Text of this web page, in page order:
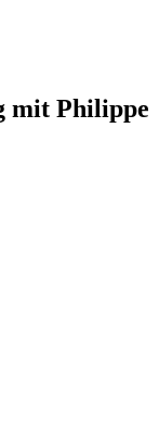
mit Philippe